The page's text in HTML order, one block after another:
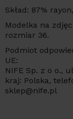
Skład: 87%
Modelka na
rozmiar 36.
Podmiot
UE:
NIFE Sp. z o o.,
kraj: Polska,
sklep@nife.pl